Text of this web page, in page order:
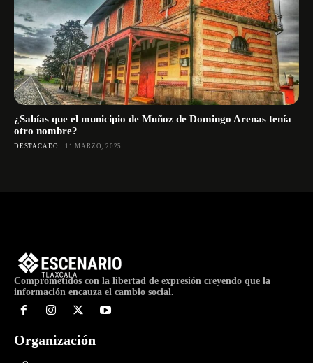
¿Sabías que el municipio de Muñoz de Domingo Arenas tenía
otro nombre?
DESTACADO 11 MARZO, 2025
Comprometidos con la libertad de expresión creyendo que la
información encauza el cambio social.
Organización